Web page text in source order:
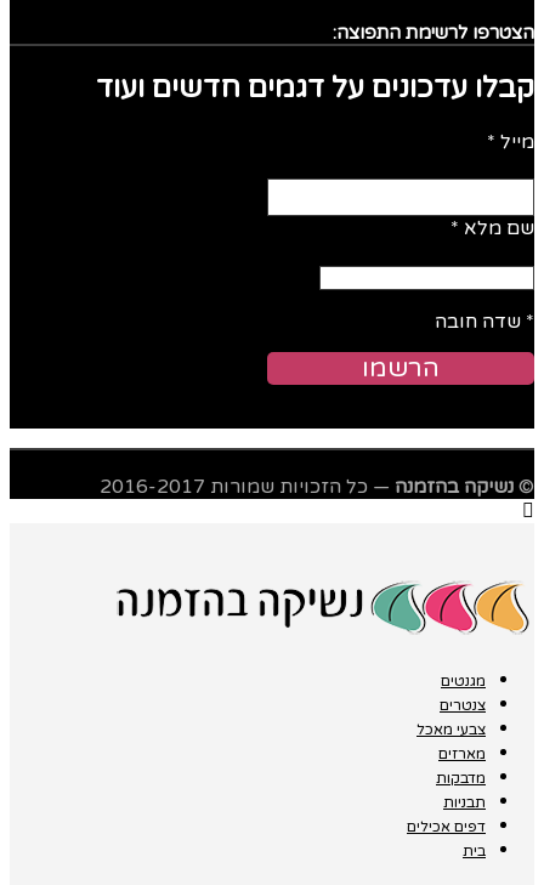
הצטרפו לרשימת התפוצה:
קבלו עדכונים על דגמים חדשים ועוד
מייל *
שם מלא *
* שדה חובה
© נשיקה בהזמנה — כל הזכויות שמורות 2016-2017
מגנטים
צנטרים
צבעי מאכל
מארזים
מדבקות
תבניות
דפים אכילים
בית